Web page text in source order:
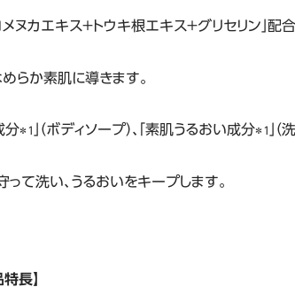
ヌカエキス＋トウキ根エキス＋グリセリン」配合
らか素肌に導きます。
分＊１ 」（ボディソープ）、「素肌うるおい成分＊１ 」
を守って洗い、うるおいを
長】